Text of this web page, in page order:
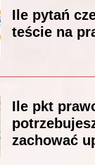
Ile pytań
teście na
Ile pkt
zachować